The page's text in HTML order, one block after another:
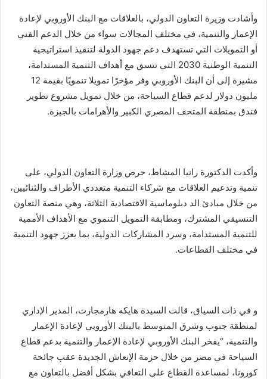
وأشادت وزيرة التعاون الدولي، بالعلاقات مع البنك الأوروبي لإعادة
الإعمار والتنمية، في مختلف المجالات سواء من خلال الدعم الفني
أو التمويلات التي تستهدف دعم جهود الدولة لتنفيذ استراتيجية
التنمية الوطنية 2030 التي تتسق مع أهداف التنمية المستدامة،
مشيرة إلى أن البنك الأوروبي وفر مؤخرًا تمويلا تنمويًا بقيمة 12
مليون دولار لدعم قطاع السياحة، من خلال تمويل مشروع تطوير
فندق بمنطقة المتحف المصري الكبير والأهرامات بالجيزة.
وأكدت الدكتورة رانيا المشاط، حرص وزارة التعاون الدولي، على
تنمية وتدعيم العلاقات مع شركاء التنمية متعددي الأطراف والثنائيين،
من خلال مبادئ الد دبلوماسية الاقتصادية الثلاثة، وهي منصة التعاون
التنسيقي المشترك، ومطابقة التمويل التنموي مع الأهداف الأممية
للتنمية المستدامة، وسرد المشاركات الدولية، بما يعزز جهود التنمية
في مختلف القطاعات.
و في ذات السياق، قالت السيدة هايكه هارمجارت، المدير الإداري
لمنطقة جنوب وشرق المتوسط بالبنك الأوروبي لإعادة الإعمار
والتنمية، “يفخر البنك الأوروبي لإعادة الإعمار والتنمية بدعم قطاع
السياحة في مصر من خلال حزمة الإنعاش الجديدة عقب جائحة
كورونا، لمساعدة القطاع على التعافي بشكل أفضل بالتعاون مع